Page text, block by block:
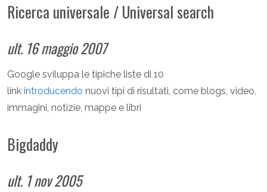
Ricerca universale / Universal search
ult. 16 maggio 2007
Google sviluppa le tipiche liste di 10
link introducendo nuovi tipi di risultati, come blogs, video,
immagini, notizie, mappe e libri
Bigdaddy
ult. 1 nov 2005